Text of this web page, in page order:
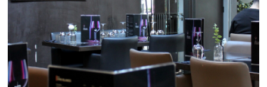
pour un déjeuner d’affaires. Le rapport qualité prix d’un
Restaurant Val de Marne fait souvent partie des critères décisifs.
Les recettes emblématiques donnent du relief à un Restaurant
Val de Marne. La constance du service et des plats aide un
Restaurant Val de Marne à fidéliser. Les retours d’expérience
peuvent orienter utilement vers un Restaurant Val de Marne. Le
positionnement culinaire d’un Restaurant Val de Marne peut